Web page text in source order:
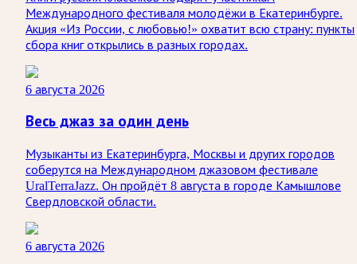
Международного фестиваля молодёжи в Екатеринбурге.
Акция «Из России, с любовью!» охватит всю страну: пункты
сбора книг открылись в разных городах.
6 августа 2026
Весь джаз за один день
Музыканты из Екатеринбурга, Москвы и других городов
соберутся на Международном джазовом фестивале
UralTerraJazz. Он пройдёт 8 августа в городе Камышлове
Свердловской области.
6 августа 2026